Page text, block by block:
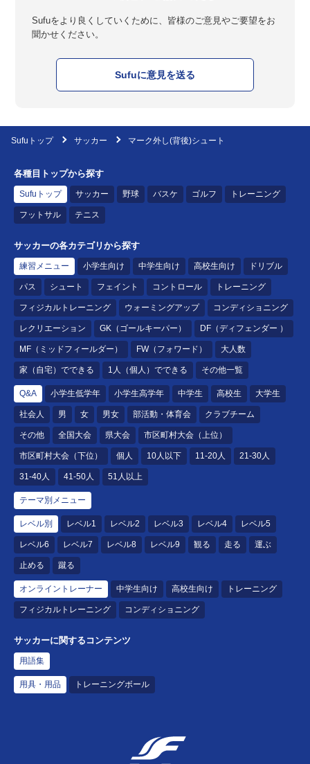
Sufuをより良くしていくために、皆様のご意見やご要望をお
聞かせください。
Sufuに意見を送る
Sufuトップ サッカー マーク外し(背後)シュート
各種目トップから探す
Sufuトップ サッカー 野球 バスケ ゴルフ トレーニング
フットサル テニス
サッカーの各カテゴリから探す
練習メニュー 小学生向け 中学生向け 高校生向け ドリブル
パス シュート フェイント コントロール トレーニング
フィジカルトレーニング ウォーミングアップ コンディショニング
レクリエーション GK（ゴールキーパー） DF（ディフェンダー ）
MF（ミッドフィールダー） FW（フォワード） 大人数
家（自宅）でできる 1人（個人）でできる その他一覧
Q&A 小学生低学年 小学生高学年 中学生 高校生 大学生
社会人 男 女 男女 部活動・体育会 クラブチーム
その他 全国大会 県大会 市区町村大会（上位）
市区町村大会（下位） 個人 10人以下 11-20人 21-30人
31-40人 41-50人 51人以上
テーマ別メニュー
レベル別 レベル1 レベル2 レベル3 レベル4 レベル5
レベル6 レベル7 レベル8 レベル9 観る 走る 運ぶ
止める 蹴る
オンライントレーナー 中学生向け 高校生向け トレーニング
フィジカルトレーニング コンディショニング
サッカーに関するコンテンツ
用語集
用具・用品 トレーニングボール